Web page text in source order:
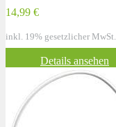
14,99 €
inkl. 19% gesetzlicher MwSt.
Details ansehen